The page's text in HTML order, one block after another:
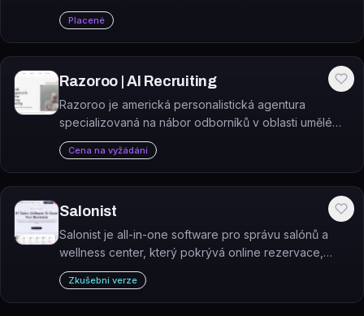
otázky.
Placené
Razoroo | AI Recruiting
Razoroo je americká personalistická agentura
specializovaná na nábor odborníků v oblasti umělé
inteligence, strojového učení a datové vědy.
Cena na vyžádání
Salonist
Salonist je all-in-one software pro správu salónů a
wellness center, který pokrývá online rezervace,
POS, CRM, sklad i věrnostní program.
Zkušební verze